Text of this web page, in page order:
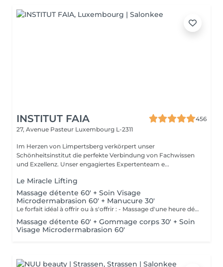
INSTITUT FAIA
456
27, Avenue Pasteur Luxembourg L-2311
Im Herzen von Limpertsberg verkörpert unser
Schönheitsinstitut die perfekte Verbindung von Fachwissen
und Exzellenz. Unser engagiertes Expertenteam e...
Le Miracle Lifting
Massage détente 60' + Soin Visage
Microdermabrasion 60' + Manucure 30'
Le forfait idéal à offrir ou à s'offrir : - Massage d'une heure détente. - Soin visage d'une heure adapté au type de peau comprenant démaquillage, gommage, extraction des comédons, massage, masque et crème de soin. - Manucure comprenant le limage, la pousse et coupe des cuticules, gommage et massage avec crème de soin. Base transparente comprise si souhaitée.
Massage détente 60' + Gommage corps 30' + Soin
Visage Microdermabrasion 60'